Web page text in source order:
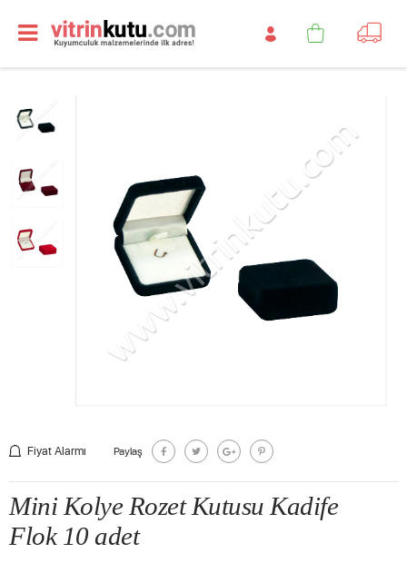
Fiyat Alarmı Paylaş
Mini Kolye Rozet Kutusu Kadife
Flok 10 adet